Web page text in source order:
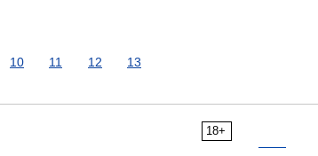
10 11 12 13
18+